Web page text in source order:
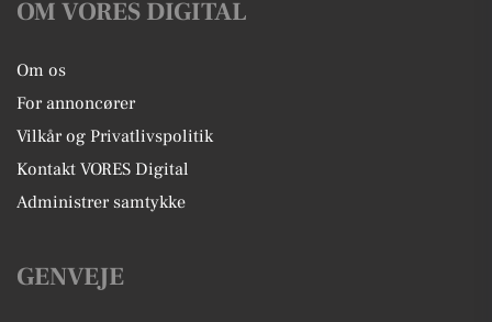
OM VORES DIGITAL
Om os
For annoncører
Vilkår og Privatlivspolitik
Kontakt VORES Digital
Administrer samtykke
GENVEJE